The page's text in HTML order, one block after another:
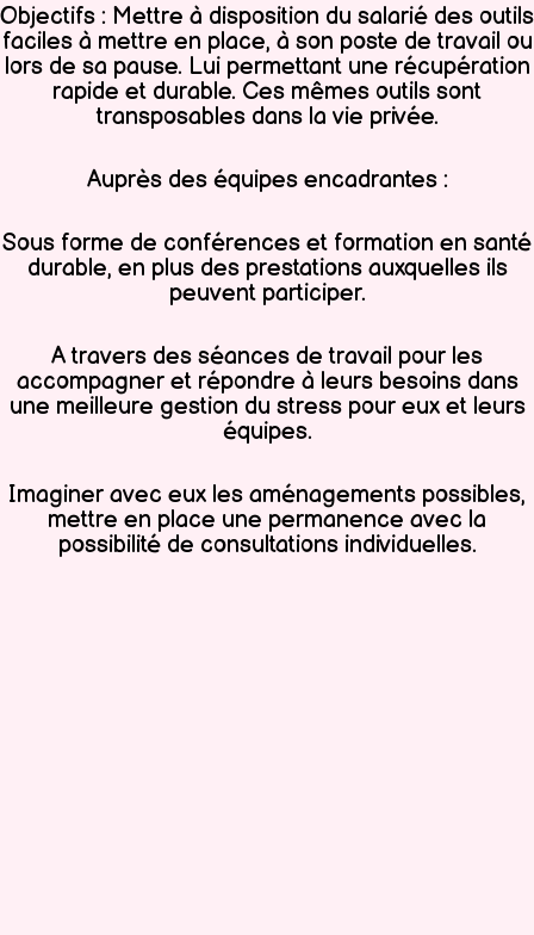
Objectifs : Mettre à disposition du salarié des outils
faciles à mettre en place, à son poste de travail ou
lors de sa pause. Lui permettant une récupération
rapide et durable. Ces mêmes outils sont
transposables dans la vie privée.
Auprès des équipes encadrantes :
Sous forme de conférences et formation en santé
durable, en plus des prestations auxquelles ils
peuvent participer.
A travers des séances de travail pour les
accompagner et répondre à leurs besoins dans
une meilleure gestion du stress pour eux et leurs
équipes.
Imaginer avec eux les aménagements possibles,
mettre en place une permanence avec la
possibilité de consultations individuelles.